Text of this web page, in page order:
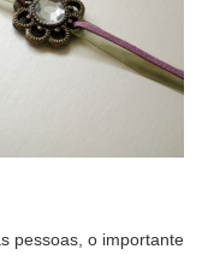
pessoas, o importante